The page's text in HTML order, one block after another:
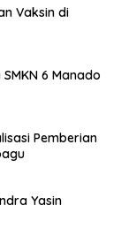
Vaksin di
6 Manado
Pemberian
Yasin